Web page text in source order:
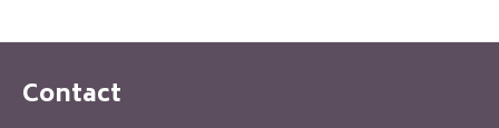
Contactinformatie
Contact